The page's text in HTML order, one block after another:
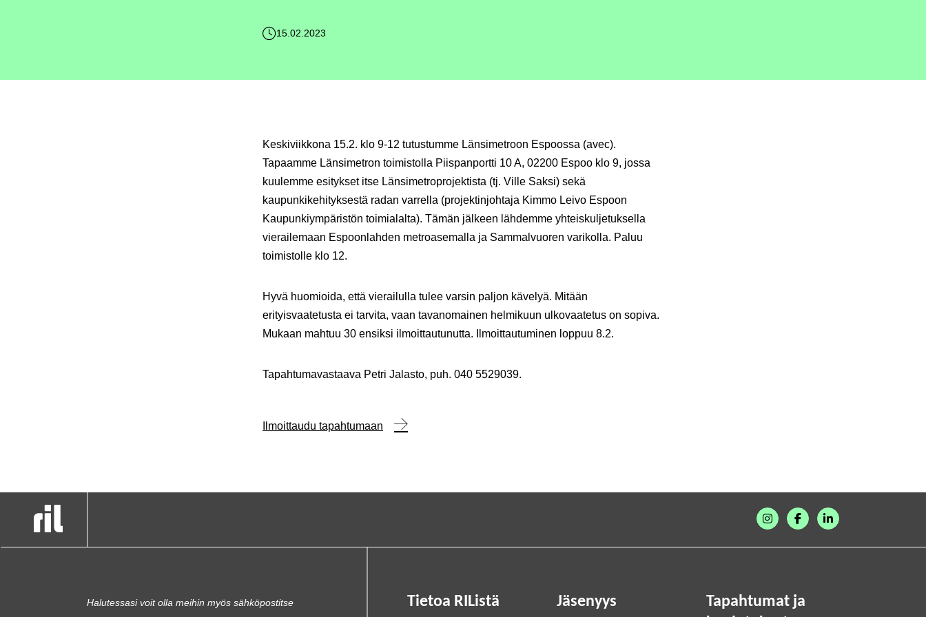
15.02.2023
Keskiviikkona 15.2. klo 9-12 tutustumme Länsimetroon Espoossa (avec).
Tapaamme Länsimetron toimistolla Piispanportti 10 A, 02200 Espoo klo 9, jossa
kuulemme esitykset itse Länsimetroprojektista (tj. Ville Saksi) sekä
kaupunkikehityksestä radan varrella (projektinjohtaja Kimmo Leivo Espoon
Kaupunkiympäristön toimialalta). Tämän jälkeen lähdemme yhteiskuljetuksella
vierailemaan Espoonlahden metroasemalla ja Sammalvuoren varikolla. Paluu
toimistolle klo 12.
Hyvä huomioida, että vierailulla tulee varsin paljon kävelyä. Mitään
erityisvaatetusta ei tarvita, vaan tavanomainen helmikuun ulkovaatetus on sopiva.
Mukaan mahtuu 30 ensiksi ilmoittautunutta.
Ilmoittautuminen loppuu 8.2.
Tapahtumavastaava Petri Jalasto, puh. 040 5529039.
Ilmoittaudu tapahtumaan
Halutessasi voit olla meihin myös sähköpostitse Tietoa RIListä Jäsenyys
Tapahtumat ja